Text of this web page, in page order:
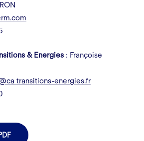
& Energies : Françoise
transitions-energies.fr